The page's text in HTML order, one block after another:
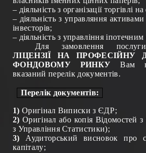
– діяльність з організації торгівлі
– діяльність з управляння
інвесторів;
– діяльність з управління
Для замовлення
ЛІЦЕНЗІЇ НА ПРОФЕСІЙНУ
ФОНДОВОМУ РИНКУВам
вказаний перелік документів.
Перелік документів:
1) Оригінал Виписки з ЄДР;
2)Оригінал або копія
з Управління Статистики);
3) Аудиторський висновок про
капіталу;